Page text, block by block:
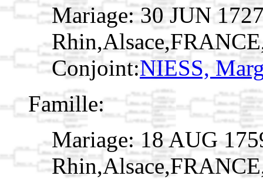
Mariage: 30 JUN
Conjoint:NIESS,
Famille:
Mariage: 18 AUG